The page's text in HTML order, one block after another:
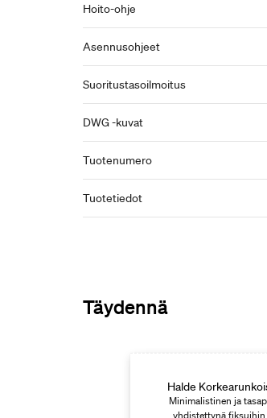
Hoito-ohje
Asennusohjeet
Suoritustasoilmoitus
DWG -kuvat
Tuotenumero
Tuotetiedot
Täydennä
Halde
Minimalistinen ja
yhdistettynä